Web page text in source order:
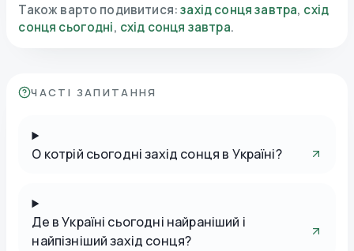
Також варто подивитися: захід сонця завтра, схід
сонця сьогодні, схід сонця завтра.
ЧАСТІ ЗАПИТАННЯ
О котрій сьогодні захід сонця в Україні?
Де в Україні сьогодні найраніший і
найпізніший захід сонця?